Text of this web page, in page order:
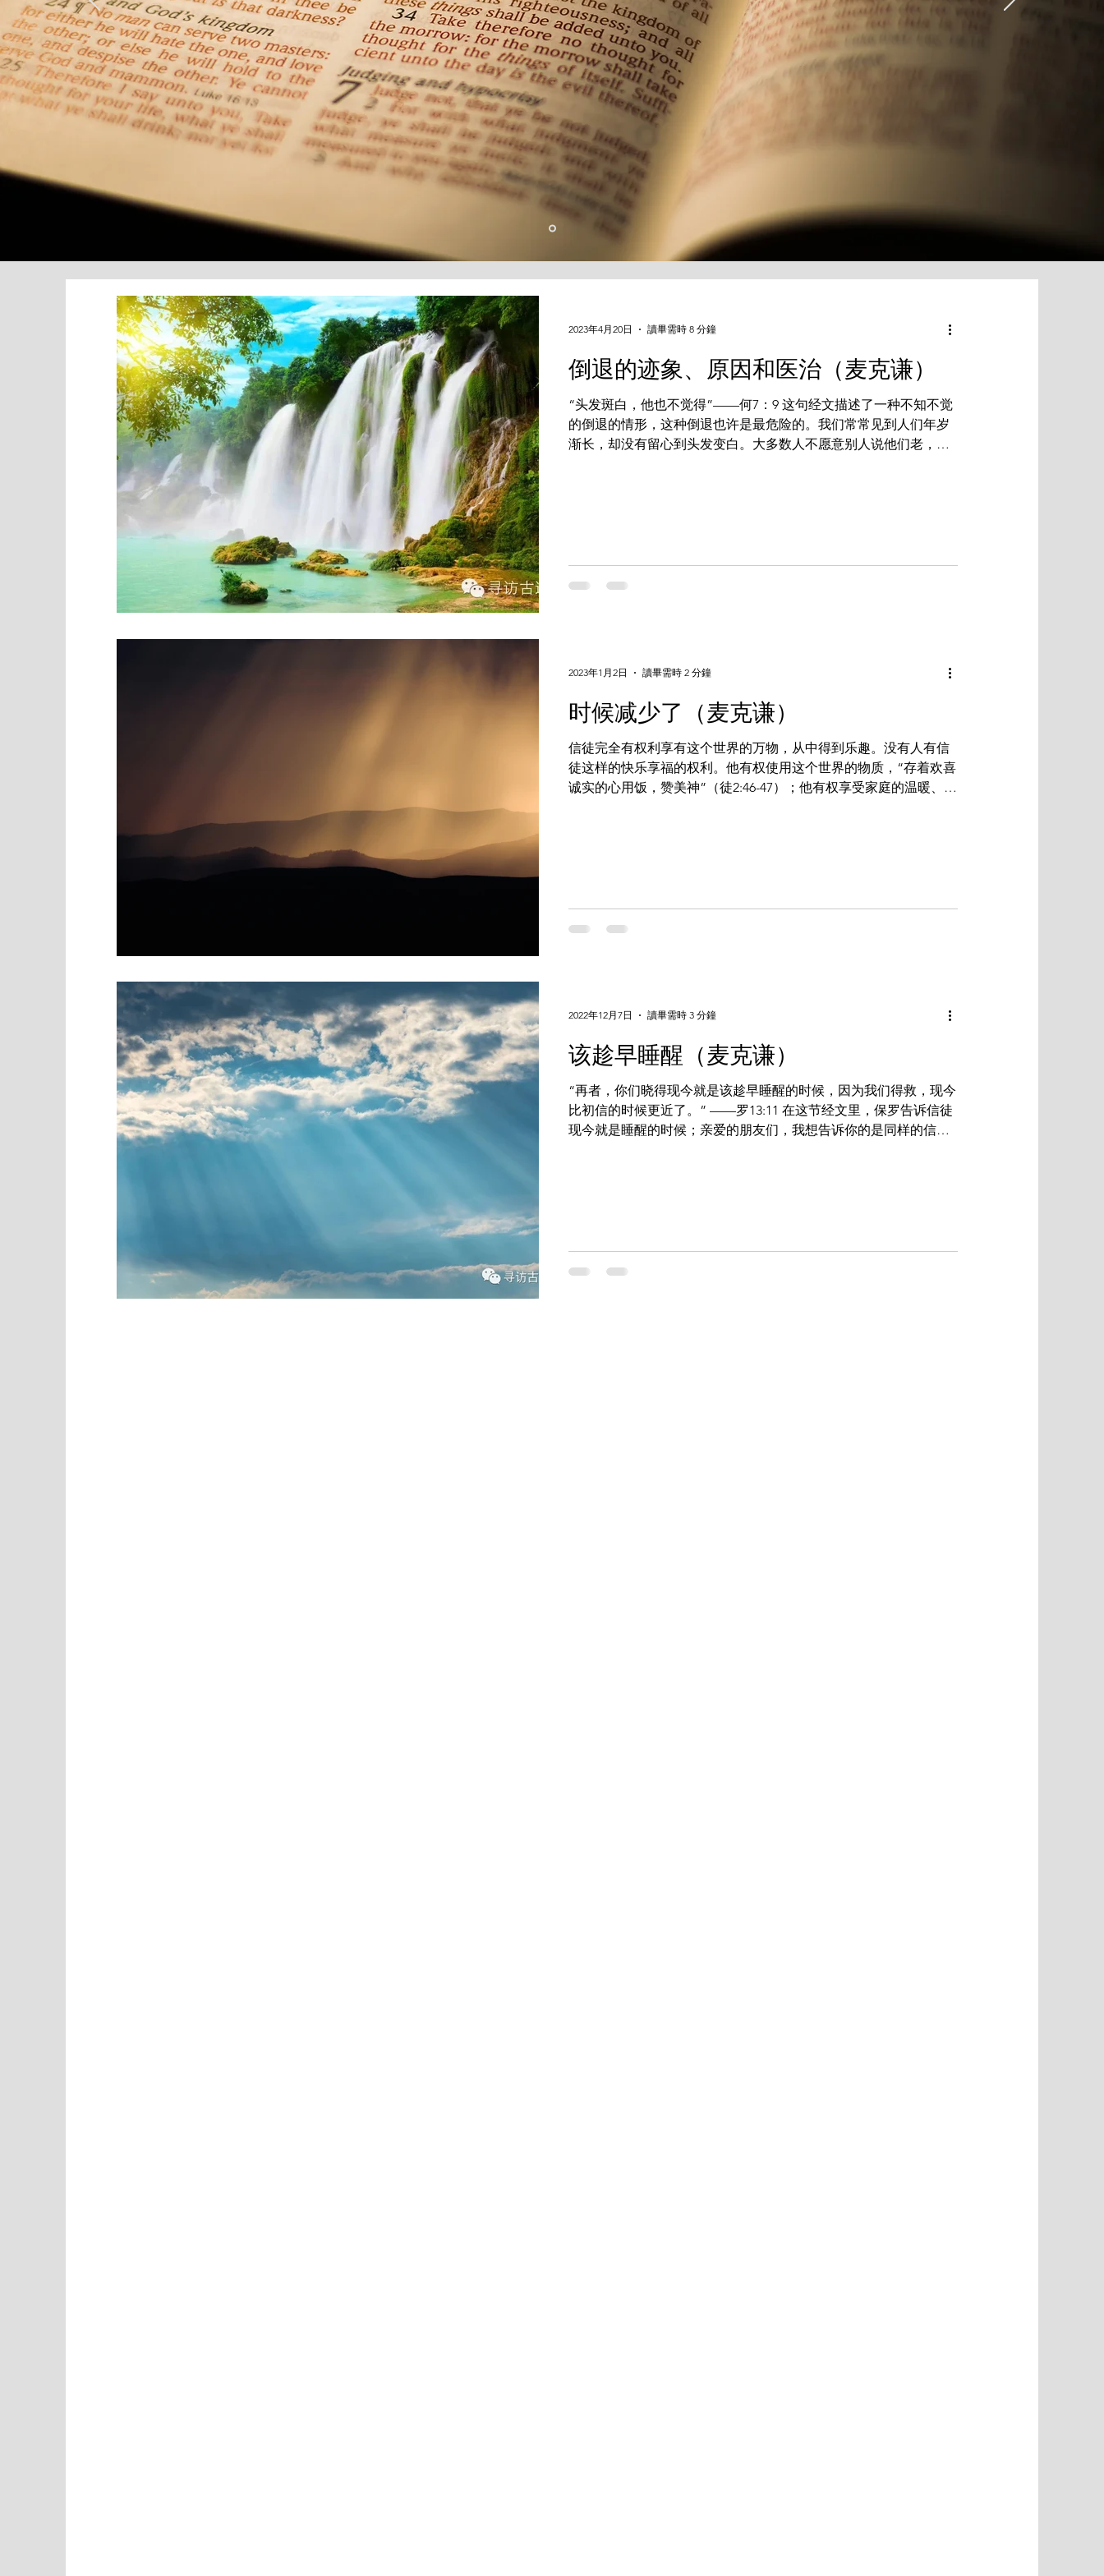
​倒退的迹象、原因和医治（麦克谦）
“头发斑白，他也不觉得”——何7：9 这句经文描述了一种不知不觉
的倒退的情形，这种倒退也许是最危险的。我们常常见到人们年岁
渐长，却没有留心到头发变白。大多数人不愿意别人说他们老，不
2023年4月20日 讀畢需時 8 分鐘
时候减少了（麦克谦）
信徒完全有权利享有这个世界的万物，从中得到乐趣。没有人有信
徒这样的快乐享福的权利。他有权使用这个世界的物质，“存着欢喜
诚实的心用饭，赞美神”（徒2:46-47）；他有权享受家庭的温暖、亲
2023年1月2日 讀畢需時 2 分鐘
该趁早睡醒（麦克谦）
“再者，你们晓得现今就是该趁早睡醒的时候，因为我们得救，现今
比初信的时候更近了。” ——罗13:11 在这节经文里，保罗告诉信徒
现今就是睡醒的时候；亲爱的朋友们，我想告诉你的是同样的信
2022年12月7日 讀畢需時 3 分鐘